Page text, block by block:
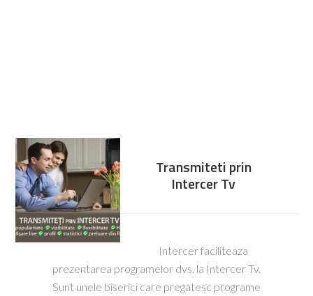
Transmiteti prin
Intercer Tv
Intercer faciliteaza
prezentarea programelor dvs. la Intercer Tv.
Sunt unele biserici care pregatesc programe